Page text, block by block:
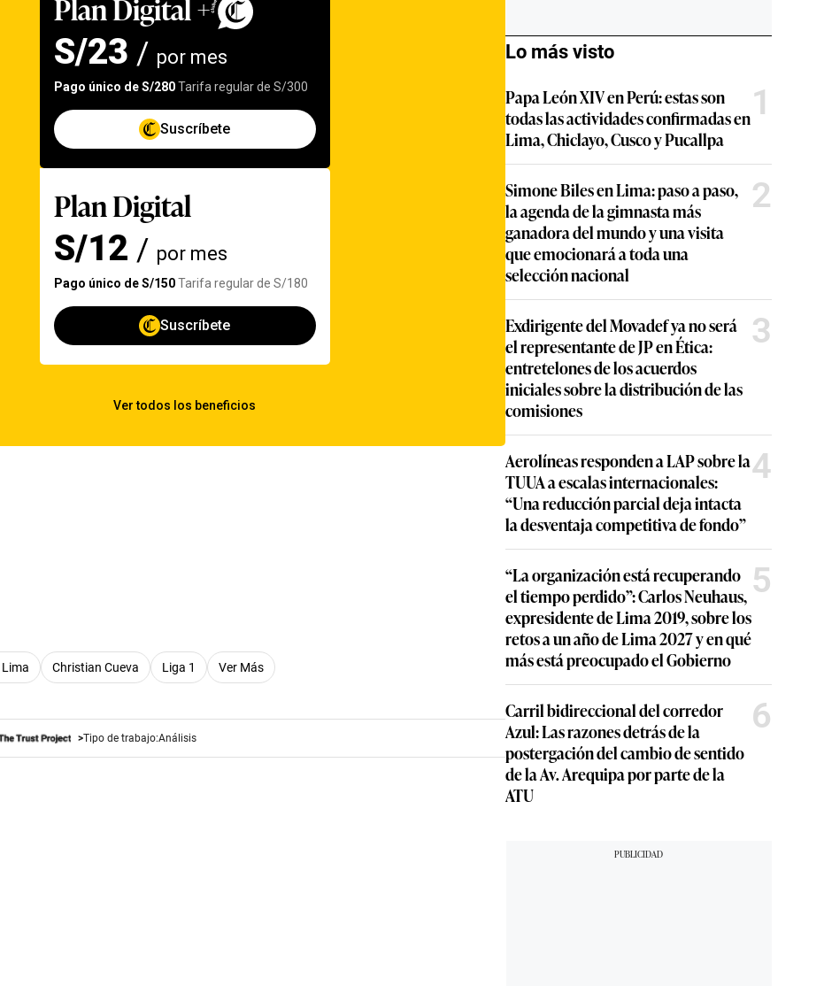
Christian Cueva Liga 1 Ver Más
Tipo de trabajo:Análisis
Lo más visto
Papa León XIV en Perú: estas son
todas las actividades confirmadas en
Lima, Chiclayo, Cusco y Pucallpa
1
Simone Biles en Lima: paso a paso,
la agenda de la gimnasta más
ganadora del mundo y una visita
que emocionará a toda una
selección nacional
2
Exdirigente del Movadef ya no será
el representante de JP en Ética:
entretelones de los acuerdos
iniciales sobre la distribución de las
comisiones
3
Aerolíneas responden a LAP sobre la
TUUA a escalas internacionales:
“Una reducción parcial deja intacta
la desventaja competitiva de fondo”
4
“La organización está recuperando
el tiempo perdido”: Carlos Neuhaus,
expresidente de Lima 2019, sobre los
retos a un año de Lima 2027 y en qué
más está preocupado el Gobierno
5
Carril bidireccional del corredor
Azul: Las razones detrás de la
postergación del cambio de sentido
de la Av. Arequipa por parte de la
ATU
6